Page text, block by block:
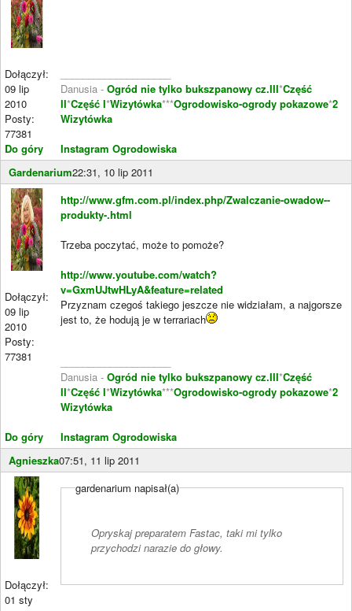
Dołączył:
09 lip
2010
Posty:
77381
Do góry
Danusia - Ogród nie tylko bukszpanowy cz.III*Część
II*Część I*Wizytówka***Ogrodowisko-ogrody pokazowe*2
Wizytówka
Instagram Ogrodowiska
Gardenarium22:31, 10 lip 2011
Dołączył:
09 lip
2010
Posty:
77381
Do góry
http://www.gfm.com.pl/index.php/Zwalczanie-owadow--
produkty-.html
Trzeba poczytać, może to pomoże?
http://www.youtube.com/watch?
v=GxmUJtwHLyA&feature=related
Przyznam czegoś takiego jeszcze nie widziałam, a najgorsze
jest to, że hodują je w terrariach
Danusia - Ogród nie tylko bukszpanowy cz.III*Część
II*Część I*Wizytówka***Ogrodowisko-ogrody pokazowe*2
Wizytówka
Instagram Ogrodowiska
Agnieszka07:51, 11 lip 2011
Dołączył:
01 sty
gardenarium napisał(a)
Opryskaj preparatem Fastac, taki mi tylko
przychodzi narazie do głowy.